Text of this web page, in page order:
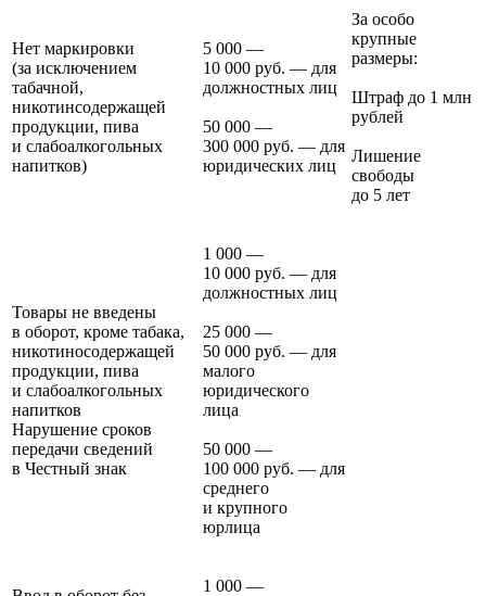
Нет маркировки
(за исключением
табачной,
никотинсодержащей
продукции, пива
и слабоалкогольных
напитков)
5 000 —
10 000 руб. — для
должностных лиц
50 000 —
300 000 руб. — для
юридических лиц
За особо
крупные
размеры:
Штраф до 1 млн
рублей
Лишение
свободы
до 5 лет
Товары не введены
в оборот, кроме табака,
никотиносодержащей
продукции, пива
и слабоалкогольных
напитков
Нарушение сроков
передачи сведений
в Честный знак
1 000 —
10 000 руб. — для
должностных лиц
25 000 —
50 000 руб. — для
малого
юридического
лица
50 000 —
100 000 руб. — для
среднего
и крупного
юрлица
1 000 —